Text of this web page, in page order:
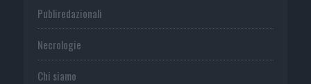
Publiredazionali
Necrologie
Chi siamo